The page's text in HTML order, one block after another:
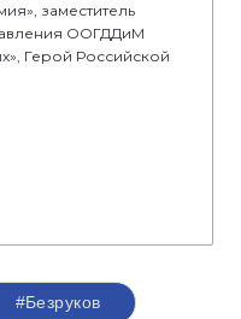
заместитель
ООГДДиМ
Герой Российской
#Безруков